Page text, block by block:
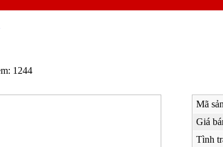
1244
Mã
Giá
Tình